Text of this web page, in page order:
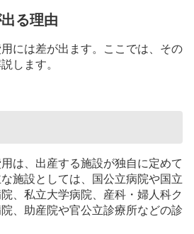
る理由
には差が出ます。ここでは、その
します。
は、出産する施設が独自に定めて
施設としては、国公立病院や国立
、私立大学病院、産科・婦人科ク
、助産院や官公立診療所などの診